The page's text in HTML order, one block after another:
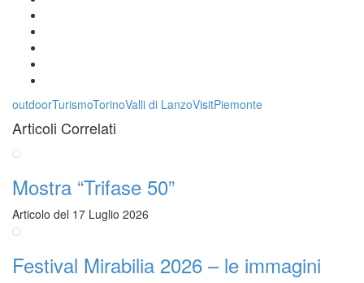
outdoorTurismoTorinoValli di LanzoVisitPiemonte
Articoli Correlati
Mostra “Trifase 50”
Articolo del 17 Luglio 2026
Festival Mirabilia 2026 – le immagini